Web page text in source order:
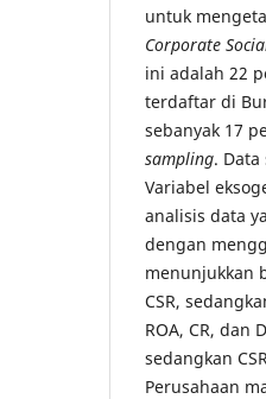
untuk
Corporate
ini adalah 22
terdaftar di
sebanyak 17
sampling.
Variabel
analisis data
dengan
menunjukkan
CSR,
ROA, CR, dan
sedangkan
Perusahaan